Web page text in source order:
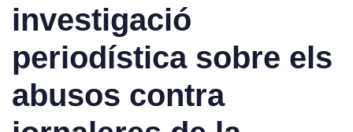
investigació
periodística sobre els
abusos contra